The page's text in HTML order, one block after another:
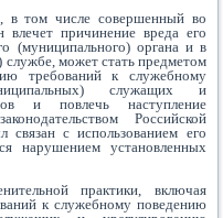
в том числе совершенный во
причинение вреда его
(муниципального) органа и в
службе, может стать предметом
требований к служебному
служащих и
и повлечь наступление
Российской
с использованием его
нарушением установленных
практики, включая
к служебному поведению